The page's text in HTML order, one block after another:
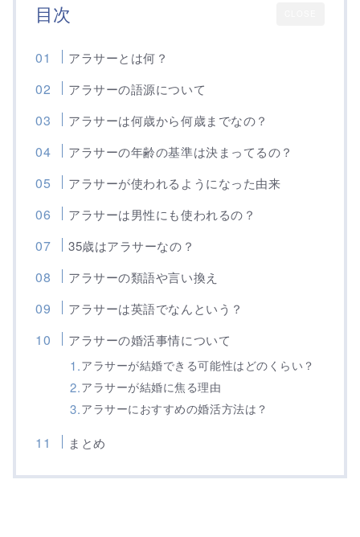
目次
アラサーとは何？
アラサーの語源について
アラサーは何歳から何歳までなの？
アラサーの年齢の基準は決まってるの？
アラサーが使われるようになった由来
アラサーは男性にも使われるの？
35歳はアラサーなの？
アラサーの類語や言い換え
アラサーは英語でなんという？
アラサーの婚活事情について
アラサーが結婚できる可能性はどのくらい？
アラサーが結婚に焦る理由
アラサーにおすすめの婚活方法は？
まとめ